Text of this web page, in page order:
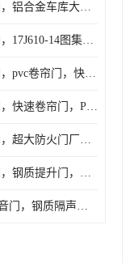
电动车库门，铝合金车库大门，保温车库门厂家，安徽车库门定做
钢质保温门，17J610-14图集保温门，平开钢质保温门
快速卷帘门，pvc卷帘门，快速门厂家，合肥快卷门
厂房快速门，快速卷帘门，PVC快速门
钢质防火门，超大防火门厂家，安徽防火门厂家
电动提升门，钢质提升门，工业滑升门，安徽滑升门厂家
17J610-1隔音门，钢质隔声大门，机房隔音门